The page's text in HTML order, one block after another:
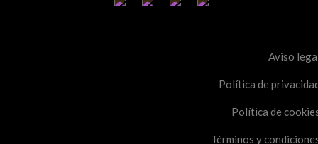
Aviso
Política de
Política de
Términos y